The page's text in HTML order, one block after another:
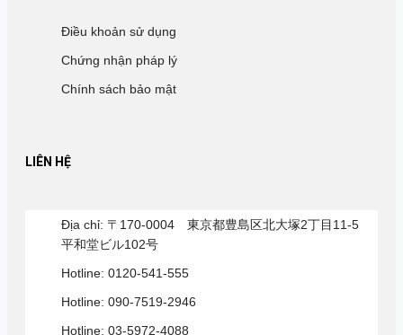
Điều khoản sử dụng
Chứng nhận pháp lý
Chính sách bảo mật
LIÊN HỆ
Địa chỉ: 〒170-0004 東京都豊島区北大塚2丁目11-5
平和堂ビル102号
Hotline: 0120-541-555
Hotline: 090-7519-2946
Hotline: 03-5972-4088